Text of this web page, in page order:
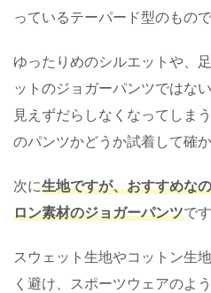
っているテーパード型のもので
ゆったりめのシルエットや、
ットのジョガーパンツではな
見えずだらしなくなってしま
のパンツかどうか試着して確
次に生地ですが、おすすめな
ロン素材のジョガーパンツです
スウェット生地やコットン生
く避け、スポーツウェアのよ